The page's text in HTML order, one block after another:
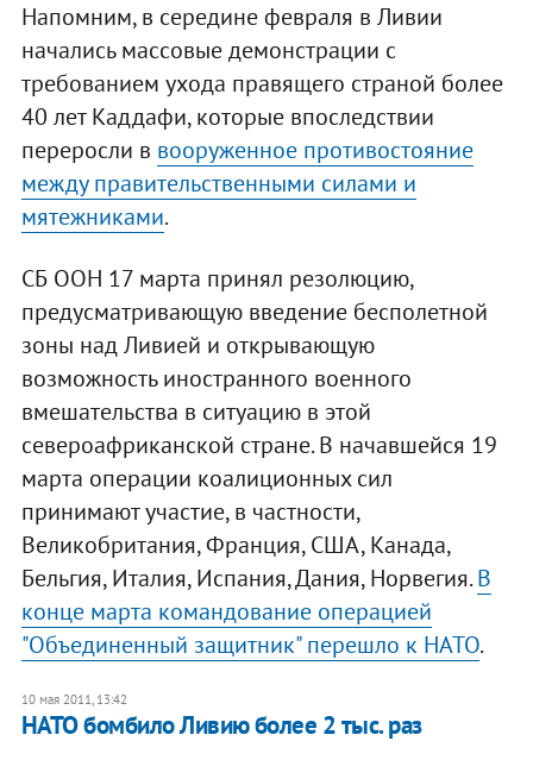
Напомним, в середине февраля в Ливии
начались массовые демонстрации с
требованием ухода правящего страной более
40 лет Каддафи, которые впоследствии
переросли в вооруженное противостояние
между правительственными силами и
мятежниками.
СБ ООН 17 марта принял резолюцию,
предусматривающую введение бесполетной
зоны над Ливией и открывающую
возможность иностранного военного
вмешательства в ситуацию в этой
североафриканской стране. В начавшейся 19
марта операции коалиционных сил
принимают участие, в частности,
Великобритания, Франция, США, Канада,
Бельгия, Италия, Испания, Дания, Норвегия.В
конце марта командование операцией
"Объединенный защитник" перешло к НАТО.
10 мая 2011, 13:42
НАТО бомбило Ливию более 2 тыс. раз